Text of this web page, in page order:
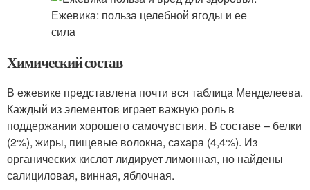
Химический состав
В ежевике представлена почти вся таблица Менделеева.
Каждый из элементов играет важную роль в
поддержании хорошего самочувствия. В составе – белки
(2%), жиры, пищевые волокна, сахара (4,4%). Из
органических кислот лидирует лимонная, но найдены
салициловая, винная, яблочная.